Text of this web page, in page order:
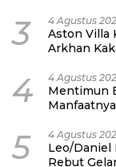
3 4 Agustus
Aston Villa
Arkhan
4 4 Agustus
Mentimun
5 4 Agustus
Leo/Daniel
Rebut